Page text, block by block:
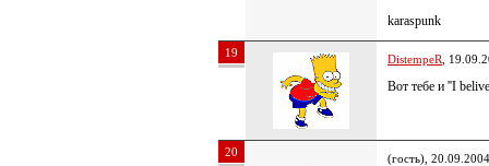
karaspunk
19 DistempeR ,
Вот тебе и ''I
20 (гость),